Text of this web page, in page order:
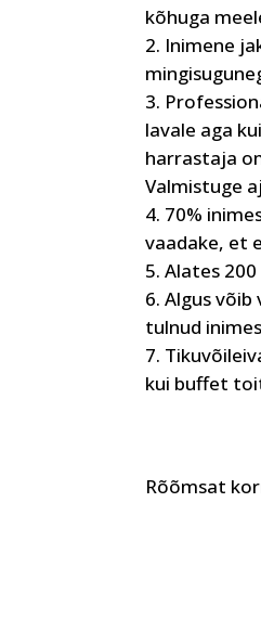
kõhuga
Inimene
lavale aga
harrastaja
Valmistuge
70%
vaadake, et
Alates
Algus
tulnud
kui buffet
Rõõmsat